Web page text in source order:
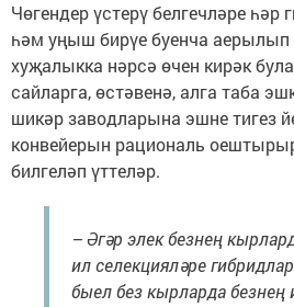
Чөгендер үстерү белгеч­ләре һәр
һәм уңыш бирүе буенча
хуҗалыкка нәрсә өчен кирәк
сайларга, өстәвенә, алга таба
шикәр заводларына эшне тигез
конвейерын рациональ
билгеләп үттеләр.
– Әгәр элек безнең
ил селекцияләре
быел без кырларда безнең